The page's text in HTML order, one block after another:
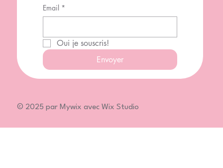
Email *
Oui je souscris!
Envoyer
© 2025 par Mywix avec Wix Studio